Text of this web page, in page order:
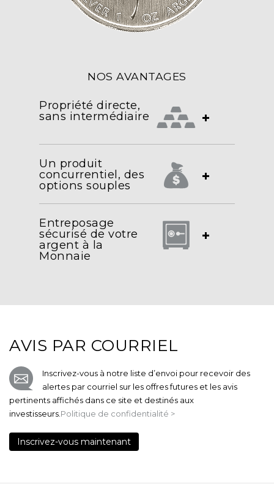
NOS AVANTAGES
Propriété directe,
sans intermédiaire +
Un produit
concurrentiel, des
options souples
+
Entreposage
sécurisé de votre
argent à la
Monnaie
+
AVIS PAR COURRIEL
Inscrivez-vous à notre liste d’envoi pour recevoir des
alertes par courriel sur les offres futures et les avis
pertinents affichés dans ce site et destinés aux
investisseurs. Politique de confidentialité >
Inscrivez-vous maintenant